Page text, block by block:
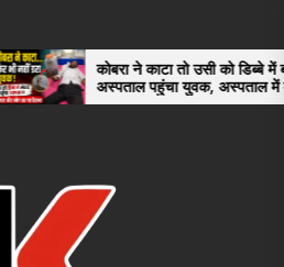
कोबरा ने काटा तो उसी को डिब्बे में बंद कर
अस्पताल पहुंचा युवक, अस्पताल में देखकर डॉक्टर
भी रह गए हैरान